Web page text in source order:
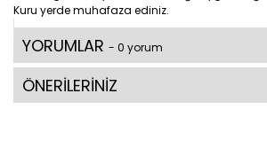
Kuru yerde muhafaza ediniz.
YORUMLAR - 0 yorum
ÖNERİLERİNİZ